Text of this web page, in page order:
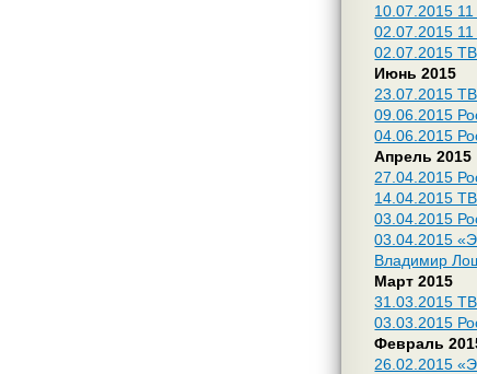
10.07.2015
02.07.2015
02.07.2015
Июнь 2015
23.07.2015
09.06.2015
04.06.2015
Апрель 2015
27.04.2015
14.04.2015
03.04.2015
03.04.2015
Владимир
Март 2015
31.03.2015
03.03.2015
Февраль
26.02.2015